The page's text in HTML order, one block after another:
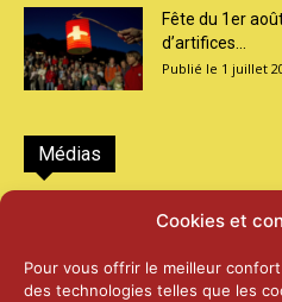
Cookies et
Pour vous offrir le meilleur
des technologies telles que les
Fête du 1er
d’artifices...
1 juillet
Médias
2026 – Laiterie
25 juin